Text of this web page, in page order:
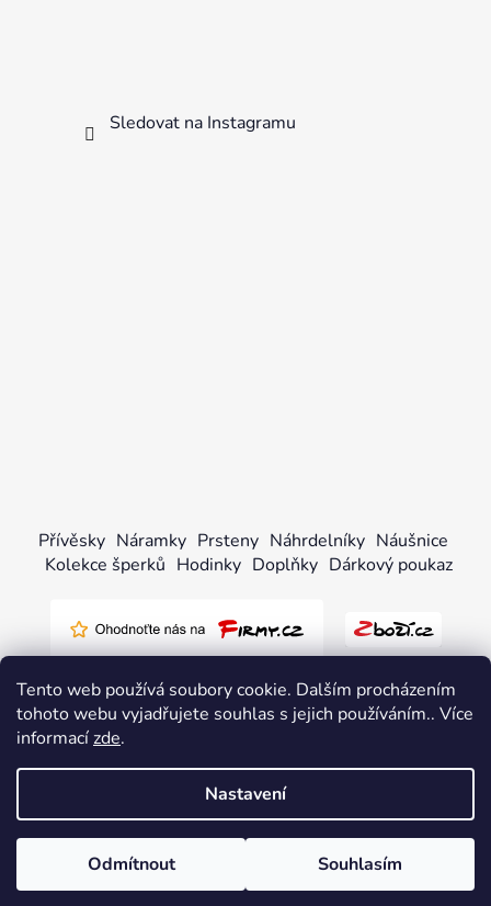
Tento web používá soubory cookie. Dalším procházením
tohoto webu vyjadřujete souhlas s jejich používáním.. Více
informacízde.
Nastavení
Odmítnout Souhlasím
Sledovat na Instagramu
Přívěsky Náramky Prsteny Náhrdelníky Náušnice
Kolekce šperků Hodinky Doplňky Dárkový poukaz
Vytvořil Shoptet
Copyright 2026pandjjewellery.cz. Všechna práva
vyhrazena.Upravit nastavení cookies
Odstoupit od smlouvy